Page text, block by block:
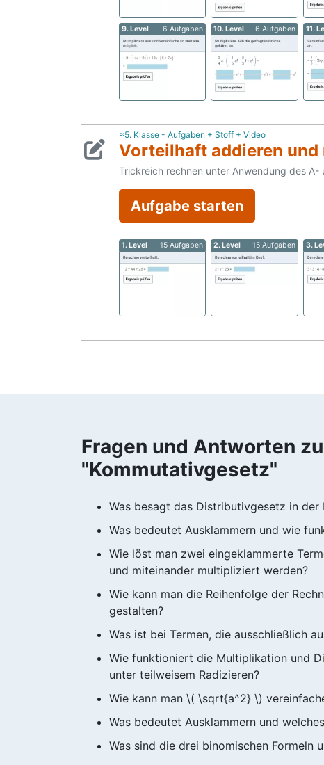
9. Level 6 Aufgaben 10. Level 6 Aufgaben 11.
≈5. Klasse - Aufgaben + Stoff + Video
Vorteilhaft addieren
Trickreich rechnen unter Anwendung des A-
Aufgabe starten
1. Level 15 Aufgaben 2. Level 15 Aufgaben 3.
Fragen und Antworten
"Kommutativgesetz"
Was besagt das Distributivgesetz in der
Was bedeutet Ausklammern und wie
Wie löst man zwei eingeklammerte
und miteinander multipliziert werden?
Wie kann man die Reihenfolge der
gestalten?
Was ist bei Termen, die ausschließlich
Wie funktioniert die Multiplikation und
unter teilweisem Radizieren?
Wie kann man \( \sqrt{a^2} \)
Was bedeutet Ausklammern und
Was sind die drei binomischen Formeln